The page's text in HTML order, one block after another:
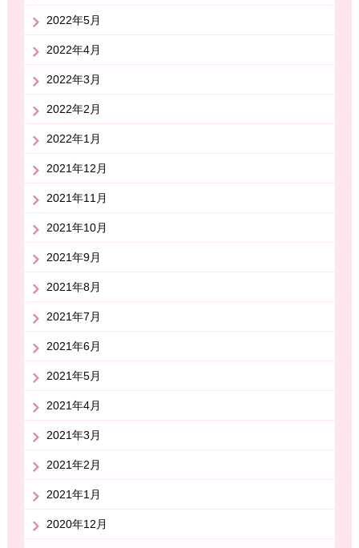
2022年5月
2022年4月
2022年3月
2022年2月
2022年1月
2021年12月
2021年11月
2021年10月
2021年9月
2021年8月
2021年7月
2021年6月
2021年5月
2021年4月
2021年3月
2021年2月
2021年1月
2020年12月